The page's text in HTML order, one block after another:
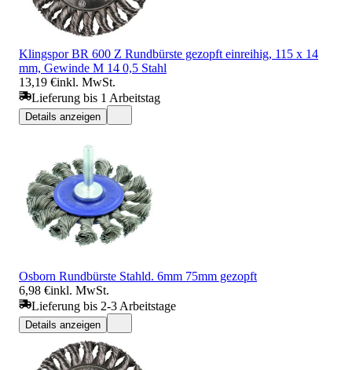
Klingspor BR 600 Z Rundbürste gezopft einreihig, 115 x 14
mm, Gewinde M 14 0,5 Stahl
13,19 €inkl. MwSt.
Lieferung bis 1 Arbeitstag
Details anzeigen
Osborn Rundbürste Stahld. 6mm 75mm gezopft
6,98 €inkl. MwSt.
Lieferung bis 2-3 Arbeitstage
Details anzeigen